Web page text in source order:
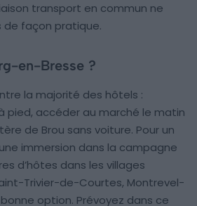
transport en commun ne
façon pratique.
en-Bresse ?
la majorité des hôtels :
pied, accéder au marché le matin
de Brou sans voiture. Pour un
immersion dans la campagne
d’hôtes dans les villages
Trivier-de-Courtes, Montrevel-
option. Prévoyez dans ce